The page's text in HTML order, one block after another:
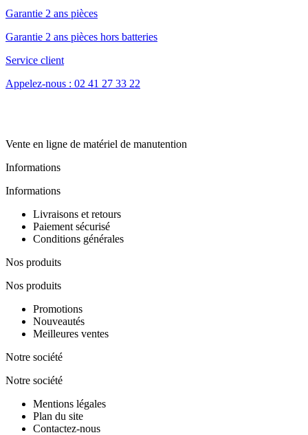
Garantie 2 ans pièces
Garantie 2 ans pièces hors batteries
Service client
Appelez-nous : 02 41 27 33 22
Vente en ligne de matériel de manutention
Informations
Informations
Livraisons et retours
Paiement sécurisé
Conditions générales
Nos produits
Nos produits
Promotions
Nouveautés
Meilleures ventes
Notre société
Notre société
Mentions légales
Plan du site
Contactez-nous